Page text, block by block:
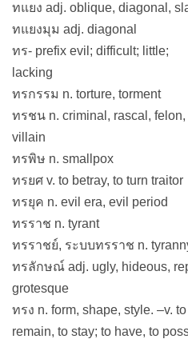
ทแยง adj. oblique, diagonal,
ทแยงมุม adj. diagonal
ทร- prefix evil; difficult; little;
lacking
ทรกรรม n. torture, torment
ทรชน n. criminal, rascal, felon,
villain
ทรพิษ n. smallpox
ทรยศ v. to betray, to turn traitor
ทรยุค n. evil era, evil period
ทรราช n. tyrant
ทรราชย์, ระบบทรราช n.
ทรลักษณ์ adj. ugly, hideous,
grotesque
ทรง n. form, shape, style. –v. to
remain, to stay; to have, to